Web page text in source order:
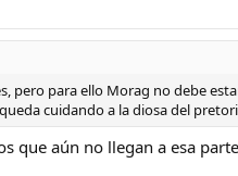
pero para ello Morag no debe
cuidando a la diosa del
que aún no llegan a esa